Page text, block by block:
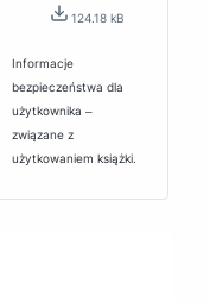
124.18 kB
Informacje
bezpieczeństwa dla
użytkownika ‒
związane z
użytkowaniem książki.